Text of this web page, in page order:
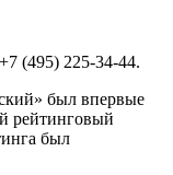
(495) 225-34-44.
был впервые
рейтинговый
был